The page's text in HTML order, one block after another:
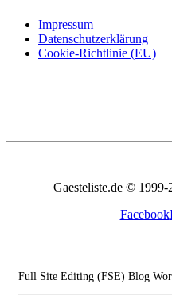
Impressum
Datenschutzerklärung
Cookie-Richtlinie (EU)
Gaesteliste.de ©
Facebook
Full Site Editing (FSE) Blog